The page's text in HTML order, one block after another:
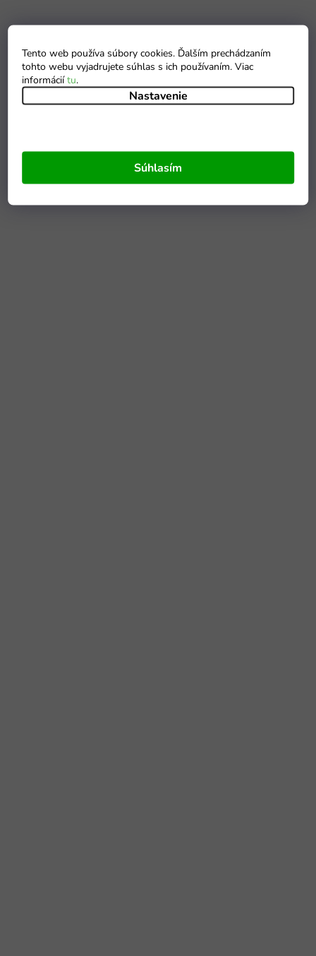
Tento web používa súbory cookies. Ďalším prechádzaním
tohto webu vyjadrujete súhlas s ich používaním. Viac
informáciítu.
Nastavenie
Súhlasím